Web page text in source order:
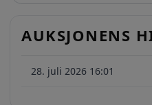
AUKSJONENS
28. juli 2026 16:01